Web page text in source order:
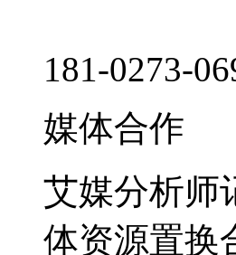
181-0273-
媒体合作
艾媒分析师
体资源置换